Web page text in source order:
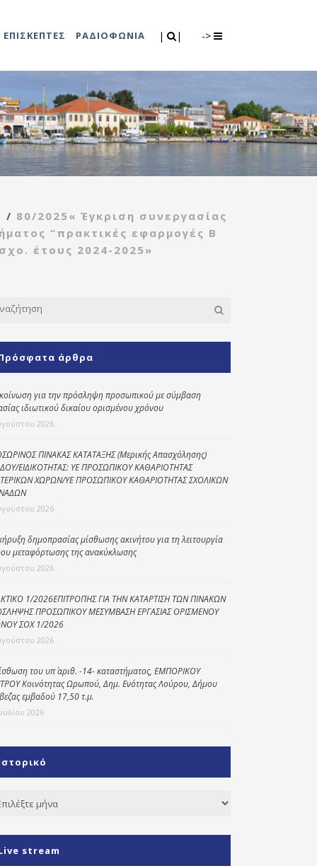
| | ->
Τμήμα Πρόνοιας
Κέντρο
γυναικών
Κέντρο ανοιχτής
προστασίας
Κέντρο κοινότητας
Kοινωνικό
φαρμακείο
Πρόγραμμα
“Βοήθεια στο σπίτι”
Κέντρο Ημερήσιας
Φροντίδας
Ηλικιωμένων
(Κ.Η.Φ.Η.) Πρέβεζας
εκδηλώσεις
ΕΠΙΣΚΕΠΤΕΣ ΡΑΔΙΟΦΩΝΙΑ
/ 80/2025« Έγκριση συνεργασίας
“πρακτικές εφαρμογές Β
έτους 2024-2025»
άρθρα
για την πρόσληψη προσωπικού με σύμβαση
ιδιωτικού δικαίου ορισμένου χρόνου
2026
ΠΙΝΑΚΑΣ ΚΑΤΑΤΑΞΗΣ (Μερικής Απασχόλησης)
ΕΙΔΙΚΟΤΗΤΑΣ: ΥΕ ΠΡΟΣΩΠΙΚΟΥ ΚΑΘΑΡΙΟΤΗΤΑΣ
ΧΩΡΩΝ/ΥΕ ΠΡΟΣΩΠΙΚΟΥ ΚΑΘΑΡΙΟΤΗΤΑΣ ΣΧΟΛΙΚΩΝ
2026
δημοπρασίας μίσθωσης ακινήτου για τη λειτουργία
μεταφόρτωσης της ανακύκλωσης
2026
1/2026ΕΠΙΤΡΟΠΗΣ ΓΙΑ ΤΗΝ ΚΑΤΑΡΤΙΣΗ ΤΩΝ ΠΙΝΑΚΩΝ
ΠΡΟΣΩΠΙΚΟΥ ΜΕΣΥΜΒΑΣΗ ΕΡΓΑΣΙΑΣ ΟΡΙΣΜΕΝΟΥ
ΣΟΧ 1/2026
2026
του υπ΄ αριθ. -14- καταστήματος, ΕΜΠΟΡΙΚΟΥ
Κοινότητας Ωρωπού, Δημ. Ενότητας Λούρου, Δήμου
εμβαδού 17,50 τ.μ.
2026
stream